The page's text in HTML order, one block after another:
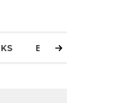
EI-REN BERRIAK